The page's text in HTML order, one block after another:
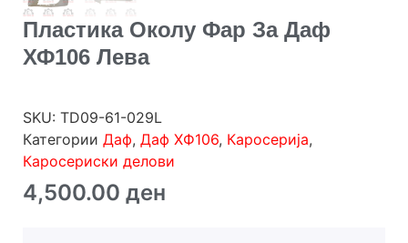
Пластика Околу Фар За Даф
ХФ106 Лева
SKU: TD09-61-029L
Категории Даф, Даф ХФ106, Каросерија,
Каросериски делови
4,500.00 ден